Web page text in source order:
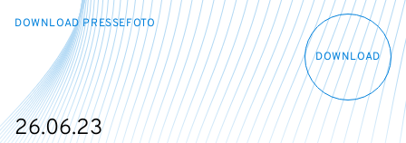
DOWNLOAD
DOWNLOAD PRESSEFOTO
26.06.23